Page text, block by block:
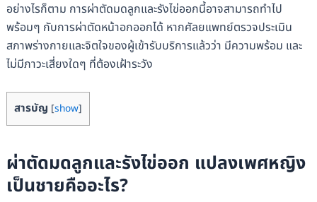
อย่างไรก็ตาม การผ่าตัดมดลูกและรังไข่ออกนี้อาจสามารถทำไป
พร้อมๆ กับการผ่าตัดหน้าอกออกได้ หากศัลยแพทย์ตรวจประเมิน
สภาพร่างกายและจิตใจของผู้เข้ารับบริการแล้วว่า มีความพร้อม และ
ไม่มีภาวะเสี่ยงใดๆ ที่ต้องเฝ้าระวัง
สารบัญ [show]
ผ่าตัดมดลูกและรังไข่ออก แปลงเพศหญิง
เป็นชายคืออะไร?